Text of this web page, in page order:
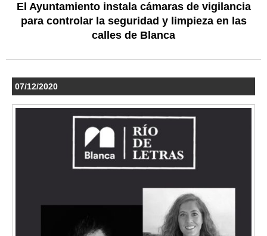
El Ayuntamiento instala cámaras de vigilancia
para controlar la seguridad y limpieza en las
calles de Blanca
07/12/2020